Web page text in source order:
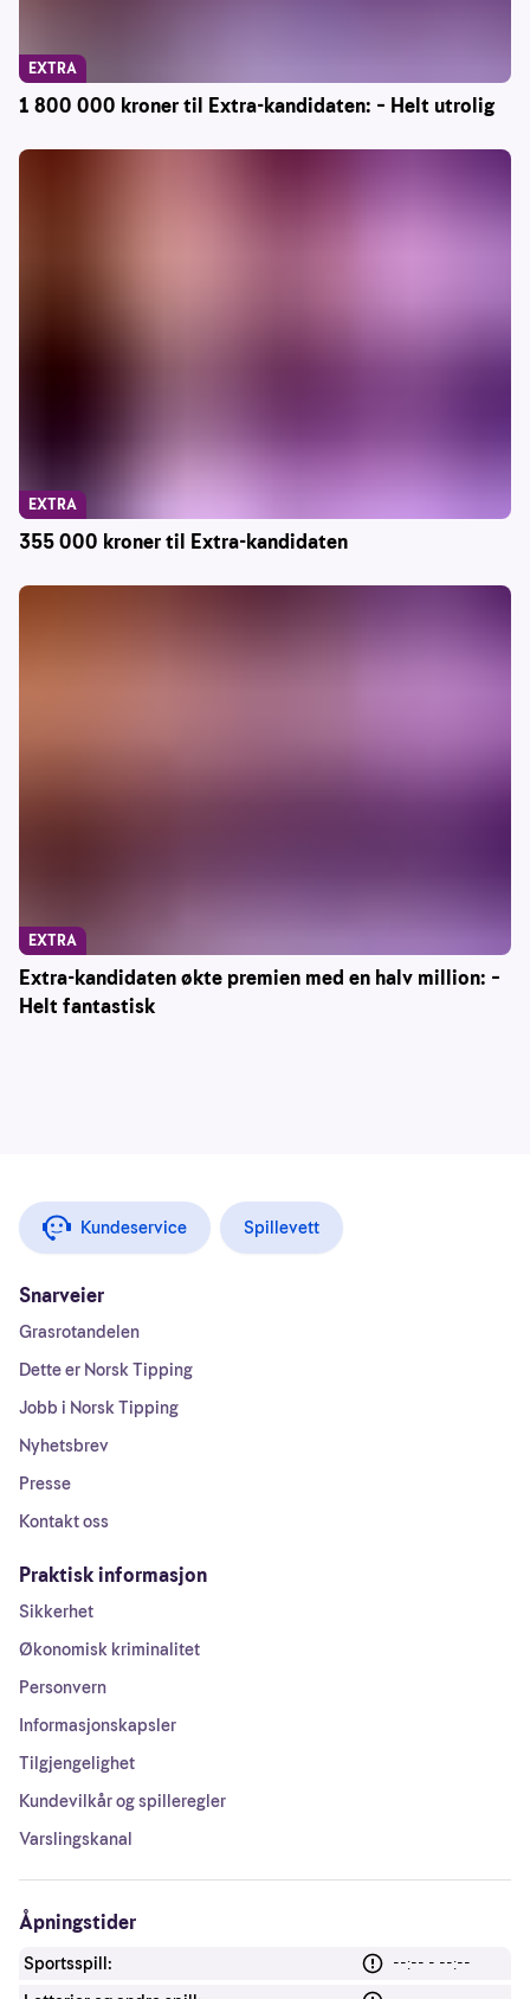
1 800 000 kroner til Extra-kandidaten: – Helt utrolig
EXTRA
355 000 kroner til Extra-kandidaten
EXTRA
Extra-kandidaten økte premien med en halv million: –
Helt fantastisk
EXTRA
Kundeservice Spillevett
Snarveier
Grasrotandelen
Dette er Norsk Tipping
Jobb i Norsk Tipping
Nyhetsbrev
Presse
Kontakt oss
Praktisk informasjon
Sikkerhet
Økonomisk kriminalitet
Personvern
Informasjonskapsler
Tilgjengelighet
Kundevilkår og spilleregler
Varslingskanal
Åpningstider
Sportsspill:
--:-- - --:--